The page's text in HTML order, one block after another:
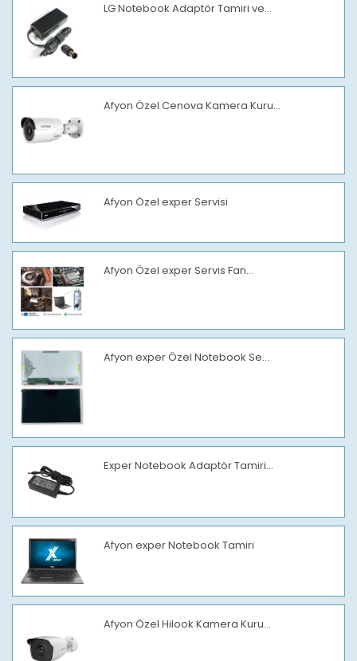
LG Notebook Adaptör Tamiri ve...
Afyon Özel Cenova Kamera Kuru...
Afyon Özel exper Servisi
Afyon Özel exper Servis Fan...
Afyon exper Özel Notebook Se...
Exper Notebook Adaptör Tamiri...
Afyon exper Notebook Tamiri
Afyon Özel Hilook Kamera Kuru...